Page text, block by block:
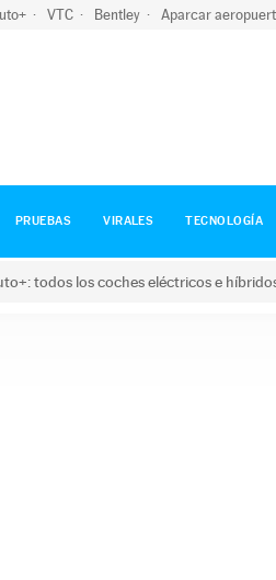
VTC Bentley Aparcar
PRUEBAS VIRALES TECNOLOGÍA
todos los coches eléctricos e